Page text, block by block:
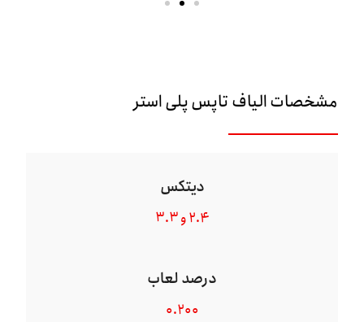
مشخصات الیاف تاپس پلی استر
دیتکس
۲.۴ و ۳.۳
درصد لعاب
۰.۲۰۰